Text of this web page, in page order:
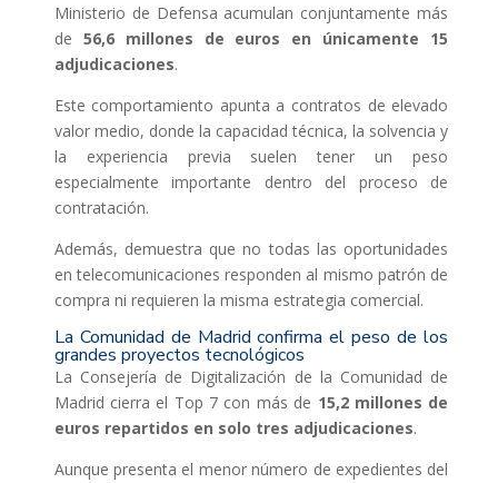
Ministerio de Defensa acumulan conjuntamente más
de 56,6 millones de euros en únicamente 15
adjudicaciones.
Este comportamiento apunta a contratos de elevado
valor medio, donde la capacidad técnica, la solvencia y
la experiencia previa suelen tener un peso
especialmente importante dentro del proceso de
contratación.
Además, demuestra que no todas las oportunidades
en telecomunicaciones responden al mismo patrón de
compra ni requieren la misma estrategia comercial.
La Comunidad de Madrid confirma el peso de los
grandes proyectos tecnológicos
La Consejería de Digitalización de la Comunidad de
Madrid cierra el Top 7 con más de 15,2 millones de
euros repartidos en solo tres adjudicaciones.
Aunque presenta el menor número de expedientes del